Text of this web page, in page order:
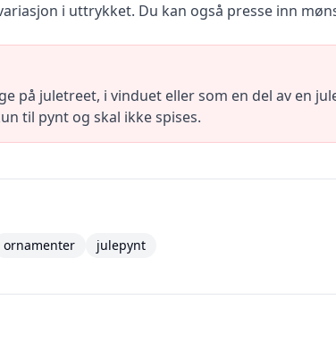
i uttrykket. Du kan også presse inn
på juletreet, i vinduet eller som en del av en
til pynt og skal ikke spises.
ornamenter julepynt